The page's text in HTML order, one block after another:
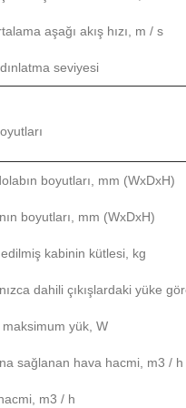
aşağı akış hızı, m / s
seviyesi
boyutları, mm (WхDхH)
boyutları, mm (WхDхH)
kabinin kütlesi, kg
dahili çıkışlardaki yüke
yük, W
sağlanan hava hacmi, m3 / h
m3 / h